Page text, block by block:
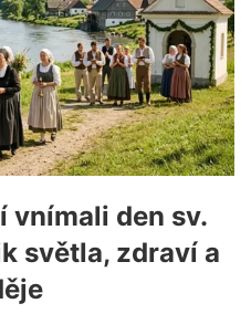
vnímali den sv.
světla, zdraví a